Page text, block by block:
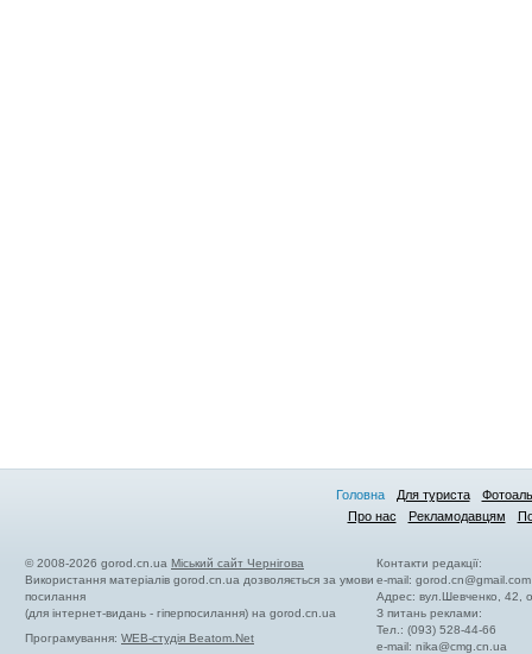
Головна Для туриста
Про нас
Рекламодавцям
© 2008-2026 gorod.cn.ua Міський сайт Чернігова
Використання матеріалів gorod.cn.ua дозволяється за умови
посилання
(для інтернет-видань - гіперпосилання) на gorod.cn.ua
Програмування: WEB-студія Beatom.Net
Контакти редакції:
e-mail:gorod.cn@gmail.com
Адрес: вул.Шевченко, 42,
З питань реклами:
Тел.: (093) 528-44-66
e-mail:nika@cmg.cn.ua